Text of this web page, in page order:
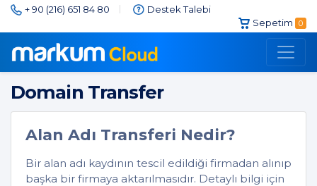
+ 90 (216) 651 84 80
Destek Talebi
Sepetim
0
Markum.net Yardım Domain Transfer
Domain Transfer
Alan Adı Transferi Nedir?
Bir alan adı kaydının tescil edildiği firmadan alınıp
başka bir firmaya aktarılmasıdır. Detaylı bilgi için